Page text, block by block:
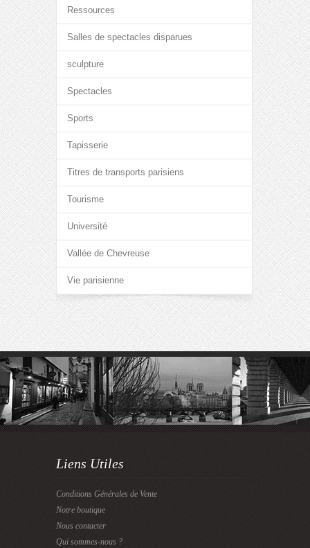
Ressources
Salles de spectacles disparues
sculpture
Spectacles
Sports
Tapisserie
Titres de transports parisiens
Tourisme
Université
Vallée de Chevreuse
Vie parisienne
Liens Utiles
Conditions Générales de Vente
Notre boutique
Nous contacter
Qui sommes-nous ?